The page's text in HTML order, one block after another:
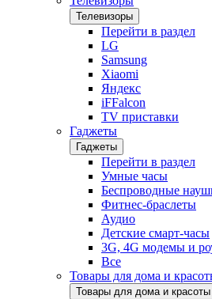
Телевизоры
Перейти в раздел
LG
Samsung
Xiaomi
Яндекс
iFFalcon
TV приставки
Гаджеты
Гаджеты
Перейти в раздел
Умные часы
Беспроводные
Фитнес-браслеты
Аудио
Детские смарт-часы
3G, 4G модемы и
Все
Товары для дома и
Товары для дома и красоты